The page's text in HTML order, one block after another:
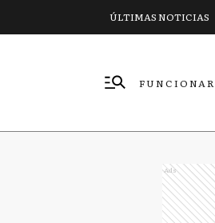
ÚLTIMAS NOTICIAS
Ads